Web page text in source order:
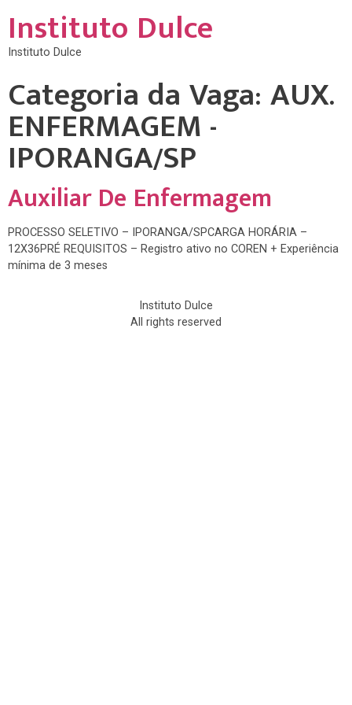
Instituto Dulce
Instituto Dulce
Categoria da Vaga:AUX.
ENFERMAGEM -
IPORANGA/SP
Auxiliar De Enfermagem
PROCESSO SELETIVO – IPORANGA/SPCARGA HORÁRIA –
12X36PRÉ REQUISITOS – Registro ativo no COREN + Experiência
mínima de 3 meses
Instituto Dulce
All rights reserved